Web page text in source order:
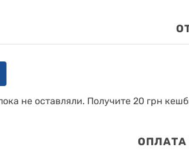
не оставляли. Получите 20 грн